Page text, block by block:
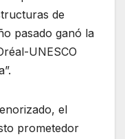
de
pasado ganó la
UNESCO
el
prometedor